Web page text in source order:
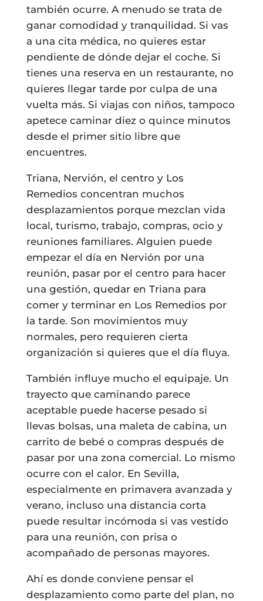
también ocurre. A menudo se trata de
ganar comodidad y tranquilidad. Si vas
a una cita médica, no quieres estar
pendiente de dónde dejar el coche. Si
tienes una reserva en un restaurante, no
quieres llegar tarde por culpa de una
vuelta más. Si viajas con niños, tampoco
apetece caminar diez o quince minutos
desde el primer sitio libre que
encuentres.
Triana, Nervión, el centro y Los
Remedios concentran muchos
desplazamientos porque mezclan vida
local, turismo, trabajo, compras, ocio y
reuniones familiares. Alguien puede
empezar el día en Nervión por una
reunión, pasar por el centro para hacer
una gestión, quedar en Triana para
comer y terminar en Los Remedios por
la tarde. Son movimientos muy
normales, pero requieren cierta
organización si quieres que el día fluya.
También influye mucho el equipaje. Un
trayecto que caminando parece
aceptable puede hacerse pesado si
llevas bolsas, una maleta de cabina, un
carrito de bebé o compras después de
pasar por una zona comercial. Lo mismo
ocurre con el calor. En Sevilla,
especialmente en primavera avanzada y
verano, incluso una distancia corta
puede resultar incómoda si vas vestido
para una reunión, con prisa o
acompañado de personas mayores.
Ahí es donde conviene pensar el
desplazamiento como parte del plan, no